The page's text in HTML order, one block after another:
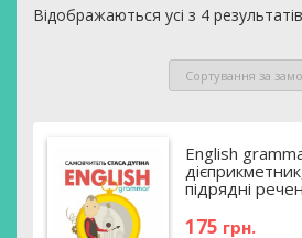
Відображаються усі з 4 результатів
English
підрядні
175 грн.